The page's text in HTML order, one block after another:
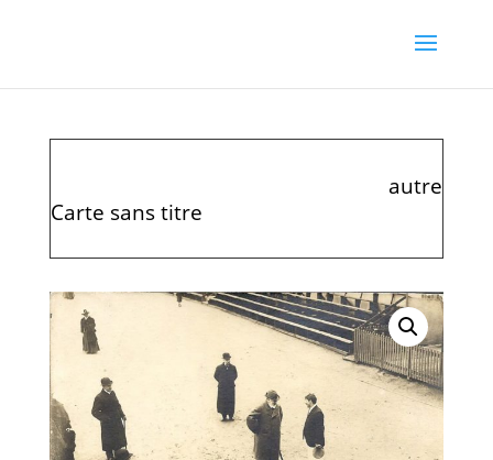
autre
Carte sans titre